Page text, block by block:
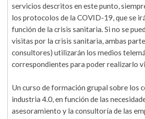
servicios descritos en este punto,
los protocolos de la COVID-19, que se
función de la crisis sanitaria. Si no se
visitas por la crisis sanitaria, ambas
consultores) utilizarán los medios
correspondientes para poder realizarlo
Un curso de formación grupal sobre los
industria 4.0, en función de las
asesoramiento y la consultoría de las